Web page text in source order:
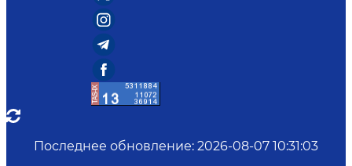
Последнее обновление: 2026-08-07 10:31:03